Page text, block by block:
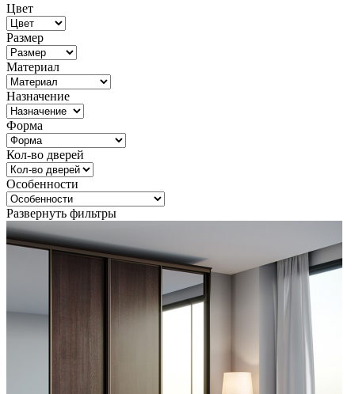
Цвет
Размер
Материал
Назначение
Форма
Кол-во дверей
Особенности
Развернуть фильтры